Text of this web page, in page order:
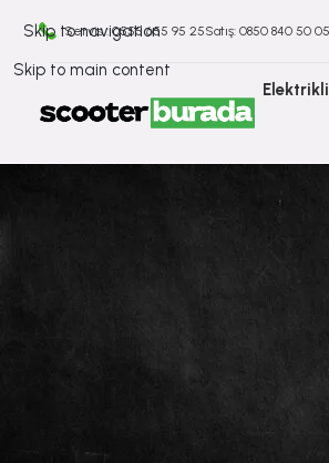
Skip to navigation
Skip to main content
Servis : 0555 655 95 25Satış: ⁠0850 840 50 05